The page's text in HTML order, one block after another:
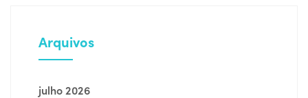
Arquivos
julho 2026